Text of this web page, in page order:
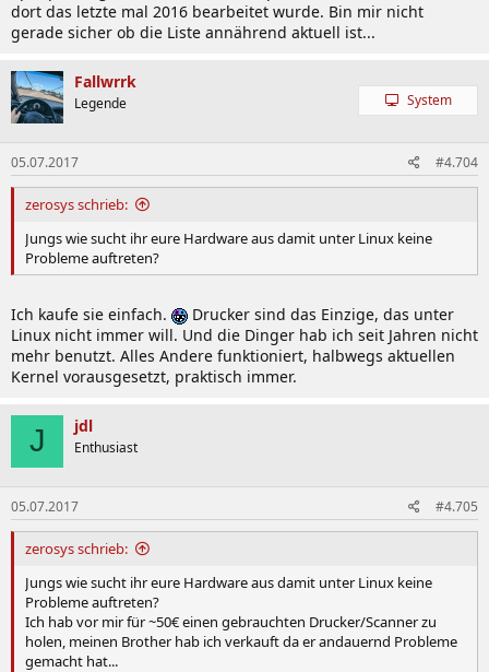
dort das letzte mal 2016 bearbeitet wurde. Bin mir nicht
gerade sicher ob die Liste annährend aktuell ist...
Fallwrrk
Legende System
05.07.2017 #4.704
zerosys schrieb:
Jungs wie sucht ihr eure Hardware aus damit unter Linux keine
Probleme auftreten?
Ich kaufe sie einfach.
Drucker sind das Einzige, das unter
Linux nicht immer will. Und die Dinger hab ich seit Jahren nicht
mehr benutzt. Alles Andere funktioniert, halbwegs aktuellen
Kernel vorausgesetzt, praktisch immer.
J jdl
Enthusiast
05.07.2017 #4.705
zerosys schrieb:
Jungs wie sucht ihr eure Hardware aus damit unter Linux keine
Probleme auftreten?
Ich hab vor mir für ~50€ einen gebrauchten Drucker/Scanner zu
holen, meinen Brother hab ich verkauft da er andauernd Probleme
gemacht hat...